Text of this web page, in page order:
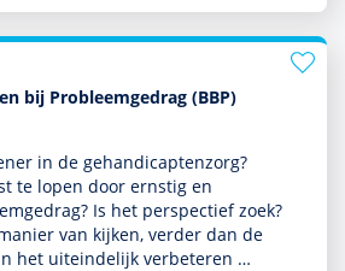
bij Probleemgedrag (BBP)
in de gehandi­capten­zorg?
te lopen door ernstig en
Is het perspec­tief zoek?
van kijken, verder dan de
het uit­einde­lijk verbeteren …